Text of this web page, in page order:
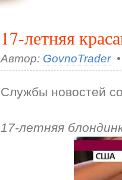
17-летняя
Автор: GovnoTrader•
Службы новостей
17-летняя